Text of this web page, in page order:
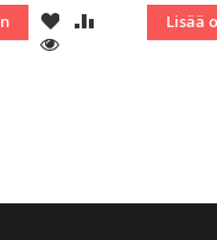
LISÄÄ
TOIVELISTAAN
VERTAILUUN
KATSO
Lisää